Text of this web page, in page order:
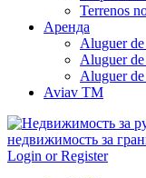
Terrenos
Аренда
Aluguer de
Aluguer de
Aluguer de
Aviav TM
Login or Register